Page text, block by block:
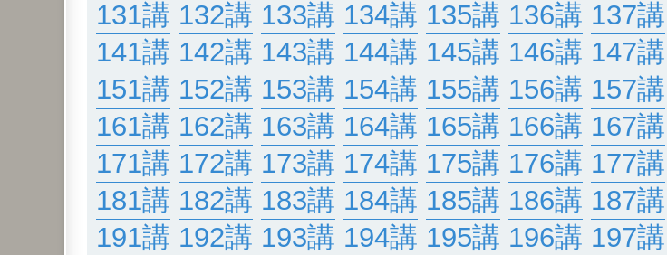
131講 132講 133講 134講 135講 136講 137講
141講 142講 143講 144講 145講 146講 147講
151講 152講 153講 154講 155講 156講 157講
161講 162講 163講 164講 165講 166講 167講
171講 172講 173講 174講 175講 176講 177講
181講 182講 183講 184講 185講 186講 187講
191講 192講 193講 194講 195講 196講 197講